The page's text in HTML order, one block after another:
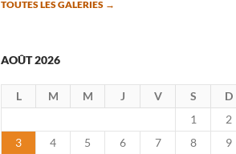
TOUTES LES GALERIES →
AOÛT 2026
L M M J V S
D
1
2
3
4 5 6 7 8
9